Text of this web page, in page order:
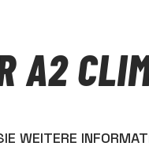
A2
WEITERE